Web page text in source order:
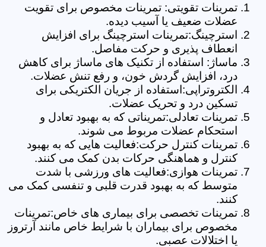
تمرینات تقویتی: تمرینات مخصوص برای تقویت
عضلات ضعیف یا آسیب دیده.
استرچینگ:تمرینات استرچینگ برای افزایش
انعطاف پذیری و حرکت مفاصل.
ماساژ: استفاده از تکنیک های ماساژ برای کاهش
درد، افزایش گردش خون، و رفع تنش عضلات.
الکتروتراپی:استفاده از جریان الکتریکی برای
تسکین درد و تحریک عضلات.
تمرینات تعادلی:تمریناتی که به بهبود تعادل و
استحکام عضلات مربوط می شوند.
تمرینات کنترل حرکت:فعالیت هایی که به بهبود
کنترل و هماهنگی حرکات بدن کمک می کنند.
تمرینات هوازی:فعالیت های ورزشی با شدت
متوسط که به بهبود قدرت قلبی و تنفسی کمک می
کنند.
تمرینات تخصصی برای بیماری های خاص:تمرینات
مخصوص برای بیماران با شرایط خاص مانند آرتروز
یا اختلالات عصبی.